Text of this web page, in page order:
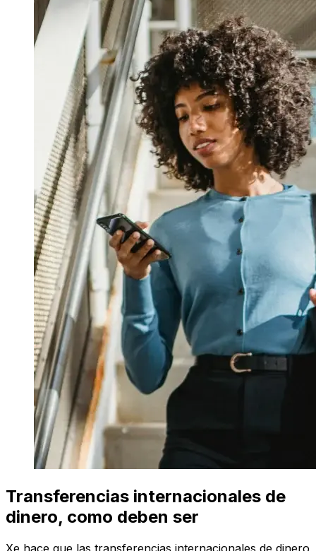
Transferencias internacionales de
dinero, como deben ser
Xe hace que las transferencias internacionales de dinero